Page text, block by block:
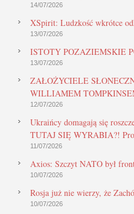
14/07/2026
XSpirit: Ludzkość wkrótce
13/07/2026
ISTOTY POZAZIEMSKIE
13/07/2026
ZAŁOŻYCIELE
WILLIAMEM
12/07/2026
Ukraińcy domagają się
TUTAJ SIĘ WYRABIA?!
11/07/2026
Axios: Szczyt NATO był
10/07/2026
Rosja już nie wierzy, że
10/07/2026